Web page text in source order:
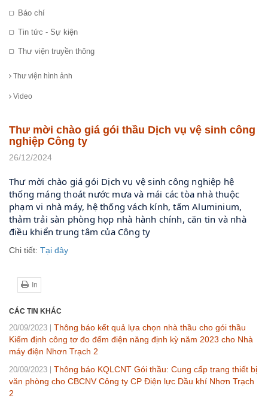
Báo chí
Tin tức - Sự kiện
Thư viện truyền thông
Thư viện hình ảnh
Video
Thư mời chào giá gói thầu Dịch vụ vệ sinh công
nghiệp Công ty
26/12/2024
Thư mời chào giá gói Dịch vụ vệ sinh công nghiệp hệ
thống máng thoát nước mưa và mái các tòa nhà thuộc
phạm vi nhà máy, hệ thống vách kính, tấm Aluminium,
thảm trải sàn phòng họp nhà hành chính, căn tin và nhà
điều khiển trung tâm của Công ty
Chi tiết: Tại đây
In
CÁC TIN KHÁC
20/09/2023
Thông báo kết quả lựa chọn nhà thầu cho gói thầu
Kiểm định công tơ đo đếm điện năng định kỳ năm 2023 cho Nhà
máy điện Nhơn Trạch 2
20/09/2023
Thông báo KQLCNT Gói thầu: Cung cấp trang thiết bị
văn phòng cho CBCNV Công ty CP Điện lực Dầu khí Nhơn Trạch
2